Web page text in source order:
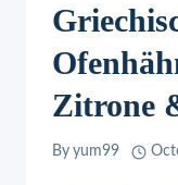
Zitrone
By yum99